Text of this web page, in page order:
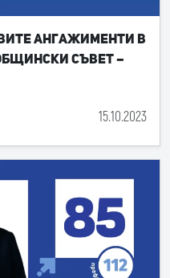
ангажименти в
съвет –
15.10.2023